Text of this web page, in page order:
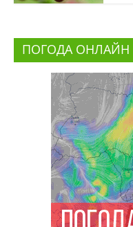
ПОГОДА ОНЛАЙН